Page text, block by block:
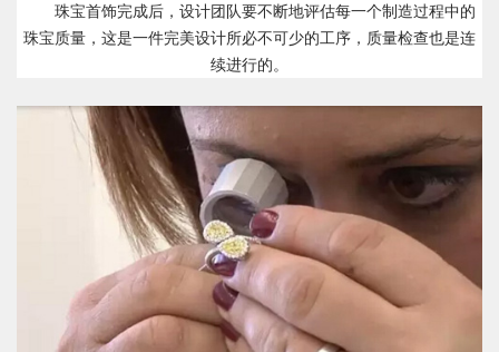
珠宝首饰完成后，设计团队要不断地评估每一个制造过程中的
珠宝质量，这是一件完美设计所必不可少的工序，质量检查也是连
续进行的。